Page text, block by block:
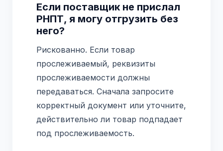
Если поставщик не прислал
РНПТ, я могу отгрузить без
него?
Рискованно. Если товар
прослеживаемый, реквизиты
прослеживаемости должны
передаваться. Сначала запросите
корректный документ или уточните,
действительно ли товар подпадает
под прослеживаемость.